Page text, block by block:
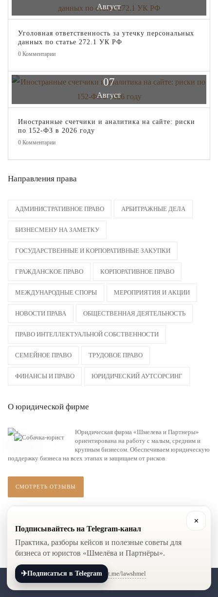
Август
Уголовная ответственность за утечку персональных
данных по статье 272.1 УК РФ
0 Комментарии
07
Август
Иностранные счетчики и аналитика на сайте: риски
по 152-ФЗ в 2026 году
0 Комментарии
Направления права
АДМИНИСТРАТИВНОЕ ПРАВО АРБИТРАЖНЫЕ ДЕЛА
БИЗНЕСМЕНУ НА ЗАМЕТКУ
ГОСУДАРСТВЕННЫЕ И КОРПОРАТИВНЫЕ ЗАКУПКИ
ГРАЖДАНСКОЕ ПРАВО КОРПОРАТИВНОЕ ПРАВО
МЕЖДУНАРОДНЫЕ СПОРЫ МЕРОПРИЯТИЯ И АКЦИИ
НОВОСТИ ПРАВА ОБЩЕСТВЕННАЯ ДЕЯТЕЛЬНОСТЬ
ПРАВО ИНТЕЛЛЕКТУАЛЬНОЙ СОБСТВЕННОСТИ
СЕМЕЙНОЕ ПРАВО ТРУДОВОЕ ПРАВО
ФИНАНСЫ И ПРАВО ЮРИДИЧЕСКИЙ АУТСОРСИНГ
О юридической фирме
Юридическая фирма «Шмелева и Партнеры»
ориентирована на работу с малым, средним и
крупным бизнесом. Обеспечиваем юридическую
поддержку бизнеса на всех этапах и защищаем от рисков
СМОТРЕТЬ ОТЗЫВЫ
АРБИТРАЖ БАНКРОТСТВО БИЗНЕС
ГОСЗАКУПКИ ГОСУДАРСТВЕННАЯ ДУМА РФ
✕
Подписывайтесь на Telegram-канал
Практика, разборы кейсов и полезные советы для
бизнеса от юристов «Шмелёва и Партнёры».
✈Подписаться в Telegram t.me/lawshmel
+7 (800) 201-56-52 +7 (8452) 30-90-56